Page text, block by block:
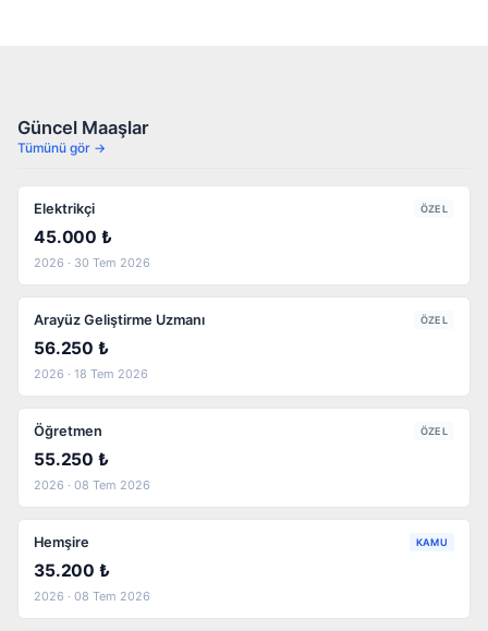
Güncel Maaşlar
Tümünü gör →
Elektrikçi ÖZEL
45.000 ₺
2026 · 30 Tem 2026
Arayüz Geliştirme Uzmanı ÖZEL
56.250 ₺
2026 · 18 Tem 2026
Öğretmen ÖZEL
55.250 ₺
2026 · 08 Tem 2026
Hemşire KAMU
35.200 ₺
2026 · 08 Tem 2026